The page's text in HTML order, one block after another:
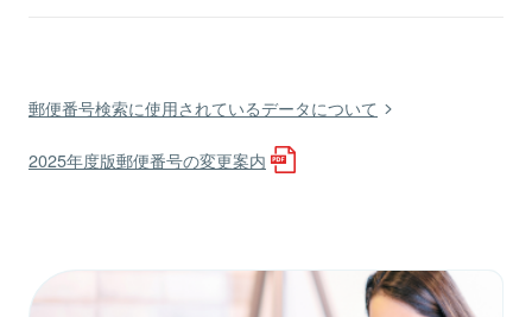
郵便番号検索に使用されているデータについて
2025年度版郵便番号の変更案内